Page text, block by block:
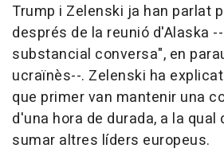
Trump i Zelenski ja han parlat
després de la reunió d'Alaska
substancial conversa", en
ucraïnès--. Zelenski ha
que primer van mantenir una
d'una hora de durada, a la
sumar altres líders europeus.